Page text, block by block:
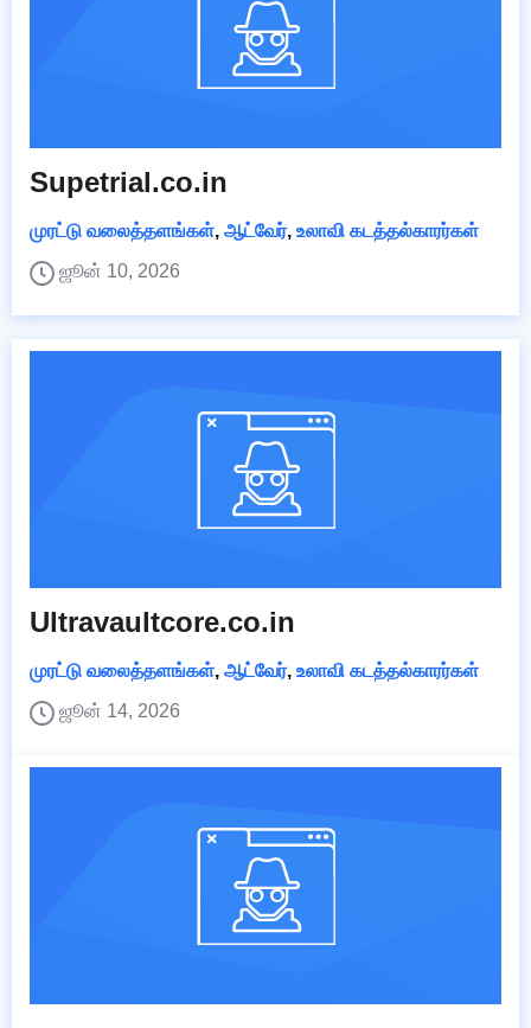
Supetrial.co.in
முரட்டு வலைத்தளங்கள், ஆட்வேர், உலாவி கடத்தல்காரர்கள்
ஜூன் 10, 2026
Ultravaultcore.co.in
முரட்டு வலைத்தளங்கள், ஆட்வேர், உலாவி கடத்தல்காரர்கள்
ஜூன் 14, 2026